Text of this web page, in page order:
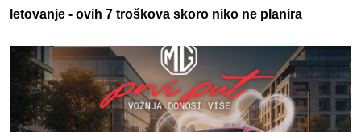
letovanje - ovih 7 troškova skoro niko ne planira